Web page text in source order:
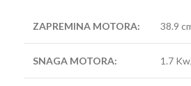
ZAPREMINA MOTORA: 38.9
SNAGA MOTORA: 1.7